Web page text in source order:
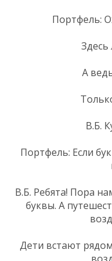
Портфель:
Здесь
А
В.Б.
Портфель: Если
В.Б. Ребята! Пора
буквы. А
Дети встают рядом